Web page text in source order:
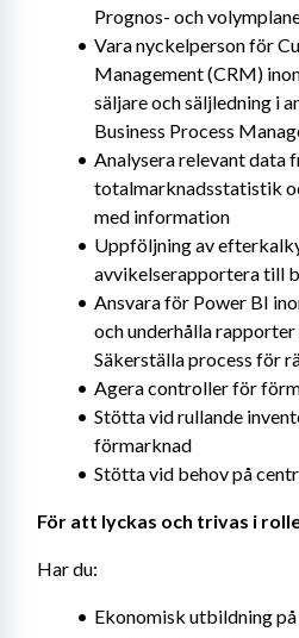
Prognos- och
Vara nyckelperson för
Management (CRM)
säljare och säljledning i
Business Process
Analysera relevant data
totalmarknadsstatistik
med information
Uppföljning av
avvikelserapportera till
Ansvara för Power BI
och underhålla
Säkerställa process för
Agera controller för
Stötta vid rullande
förmarknad
Stötta vid behov på
För att lyckas och trivas i
Har du:
Ekonomisk utbildning